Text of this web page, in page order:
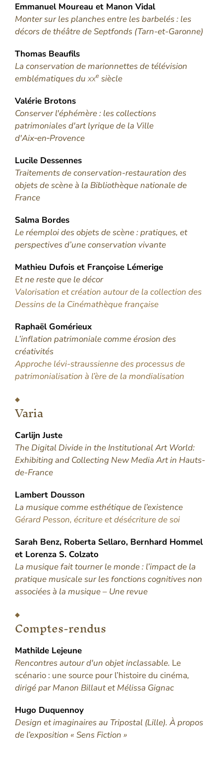
Emmanuel Moureau et Manon Vidal
Monter sur les planches entre les barbelés : les
décors de théâtre de Septfonds (Tarn-et-Garonne)
Thomas Beaufils
La conservation de marionnettes de télévision
emblématiques du xxe siècle
Valérie Brotons
Conserver l'éphémère : les collections
patrimoniales d'art lyrique de la Ville
d'Aix‑en‑Provence
Lucile Dessennes
Traitements de conservation-restauration des
objets de scène à la Bibliothèque nationale de
France
Salma Bordes
Le réemploi des objets de scène : pratiques, et
perspectives d’une conservation vivante
Mathieu Dufois et Françoise Lémerige
Et ne reste que le décor
Valorisation et création autour de la collection des
Dessins de la Cinémathèque française
Raphaël Gomérieux
L’inflation patrimoniale comme érosion des
créativités
Approche lévi-straussienne des processus de
patrimonialisation à l’ère de la mondialisation
Varia
Carlijn Juste
The Digital Divide in the Institutional Art World:
Exhibiting and Collecting New Media Art in Hauts-
de-France
Lambert Dousson
La musique comme esthétique de l’existence
Gérard Pesson, écriture et désécriture de soi
Sarah Benz, Roberta Sellaro, Bernhard Hommel
et Lorenza S. Colzato
La musique fait tourner le monde : l’impact de la
pratique musicale sur les fonctions cognitives non
associées à la musique – Une revue
Comptes-rendus
Mathilde Lejeune
Rencontres autour d'un objet inclassable. Le
scénario : une source pour l’histoire du cinéma,
dirigé par Manon Billaut et Mélissa Gignac
Hugo Duquennoy
Design et imaginaires au Tripostal (Lille). À propos
de l’exposition « Sens Fiction »